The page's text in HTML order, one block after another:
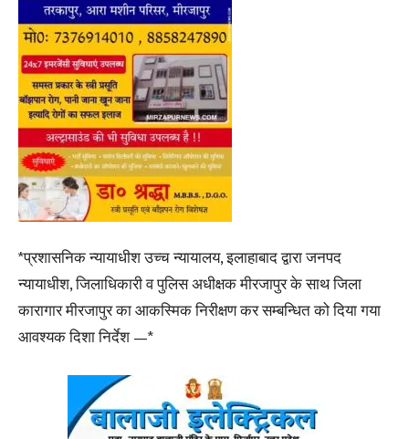
*प्रशासनिक न्यायाधीश उच्च न्यायालय, इलाहाबाद द्वारा जनपद
न्यायाधीश, जिलाधिकारी व पुलिस अधीक्षक मीरजापुर के साथ जिला
कारागार मीरजापुर का आकस्मिक निरीक्षण कर सम्बन्धित को दिया गया
आवश्यक दिशा निर्देश —*